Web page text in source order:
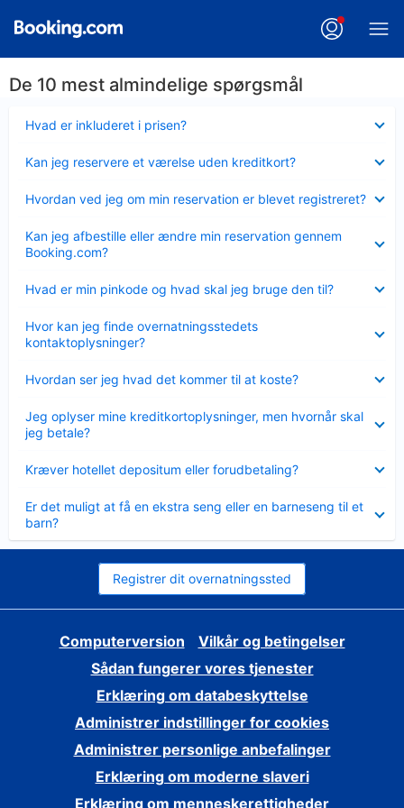
De 10 mest almindelige spørgsmål
Hvad er inkluderet i prisen?
Kan jeg reservere et værelse uden kreditkort?
Hvordan ved jeg om min reservation er blevet registreret?
Kan jeg afbestille eller ændre min reservation gennem
Booking.com?
Hvad er min pinkode og hvad skal jeg bruge den til?
Hvor kan jeg finde overnatningsstedets
kontaktoplysninger?
Hvordan ser jeg hvad det kommer til at koste?
Jeg oplyser mine kreditkortoplysninger, men hvornår skal
jeg betale?
Kræver hotellet depositum eller forudbetaling?
Er det muligt at få en ekstra seng eller en barneseng til et
barn?
Registrer dit overnatningssted
Computerversion
Vilkår og betingelser
Sådan fungerer vores tjenester
Erklæring om databeskyttelse
Administrer indstillinger for cookies
Administrer personlige anbefalinger
Erklæring om moderne slaveri
Erklæring om menneskerettigheder